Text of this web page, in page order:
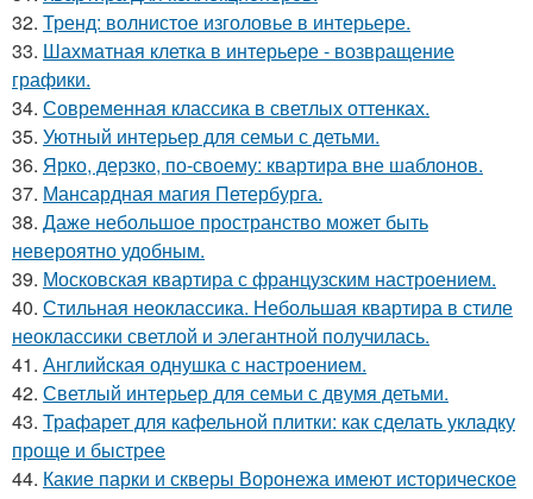
32. Тренд: волнистое изголовье в интерьере.
33. Шахматная клетка в интерьере - возвращение
графики.
34. Современная классика в светлых оттенках.
35. Уютный интерьер для семьи с детьми.
36. Ярко, дерзко, по-своему: квартира вне шаблонов.
37. Мансардная магия Петербурга.
38. Даже небольшое пространство может быть
невероятно удобным.
39. Московская квартира с французским настроением.
40. Стильная неоклассика. Небольшая квартира в стиле
неоклассики светлой и элегантной получилась.
41. Английская однушка с настроением.
42. Светлый интерьер для семьи с двумя детьми.
43. Трафарет для кафельной плитки: как сделать укладку
проще и быстрее
44. Какие парки и скверы Воронежа имеют историческое